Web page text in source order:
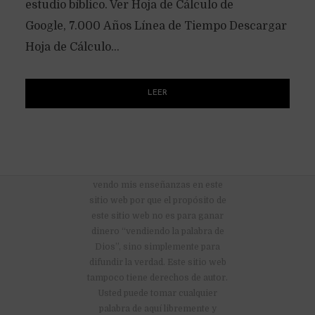
estudio bíblico. Ver Hoja de Cálculo de
Google, 7.000 Años Línea de Tiempo Descargar
Hoja de Cálculo...
LEER
vendo mis enseñanzas en este
sitio web por que el propósito de
este sitio web no es para ganar
dinero “vendiendo la palabra de
Dios”, sino simplemente para
difundir la verdad. Este sitio web
tampoco tiene derechos de autor.
Usted puede tomar cualquier
palabra de aquí libremente y